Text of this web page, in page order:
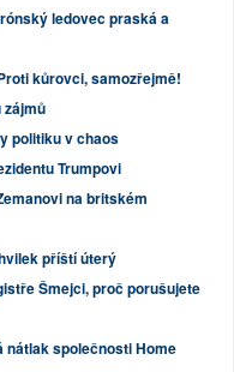
ledovec praská a
kůrovci, samozřejmě!
zájmů
politiku v chaos
Trumpovi
na britském
příští úterý
Šmejci, proč porušujete
nátlak společnosti Home